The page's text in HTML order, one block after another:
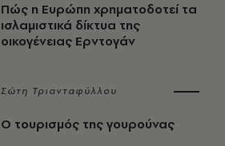
Πώς η Ευρώπη χρηματοδοτεί τα
ισλαμιστικά δίκτυα της
οικογένειας Ερντογάν
Σώτη Τριανταφύλλου
Ο τουρισμός της γουρούνας